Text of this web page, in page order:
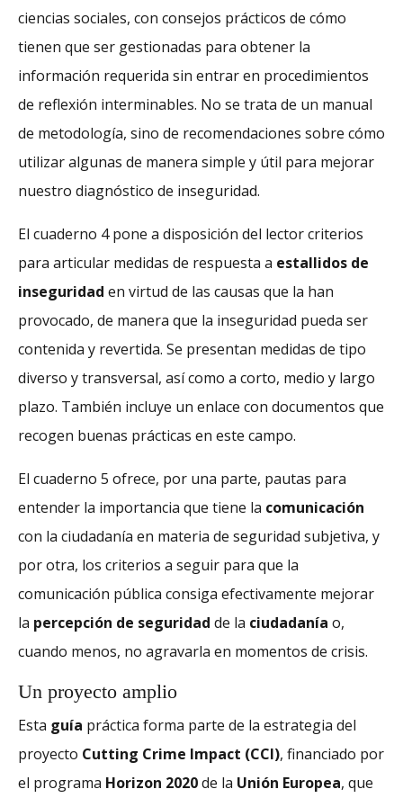
ciencias sociales, con consejos prácticos de cómo
tienen que ser gestionadas para obtener la
información requerida sin entrar en procedimientos
de reflexión interminables. No se trata de un manual
de metodología, sino de recomendaciones sobre cómo
utilizar algunas de manera simple y útil para mejorar
nuestro diagnóstico de inseguridad.
El cuaderno 4 pone a disposición del lector criterios
para articular medidas de respuesta a estallidos de
inseguridad en virtud de las causas que la han
provocado, de manera que la inseguridad pueda ser
contenida y revertida. Se presentan medidas de tipo
diverso y transversal, así como a corto, medio y largo
plazo. También incluye un enlace con documentos que
recogen buenas prácticas en este campo.
El cuaderno 5 ofrece, por una parte, pautas para
entender la importancia que tiene la comunicación
con la ciudadanía en materia de seguridad subjetiva, y
por otra, los criterios a seguir para que la
comunicación pública consiga efectivamente mejorar
la percepción de seguridad de la ciudadanía o,
cuando menos, no agravarla en momentos de crisis.
Un proyecto amplio
Esta guía práctica forma parte de la estrategia del
proyecto Cutting Crime Impact (CCI), financiado por
el programa Horizon 2020de la Unión Europea, que